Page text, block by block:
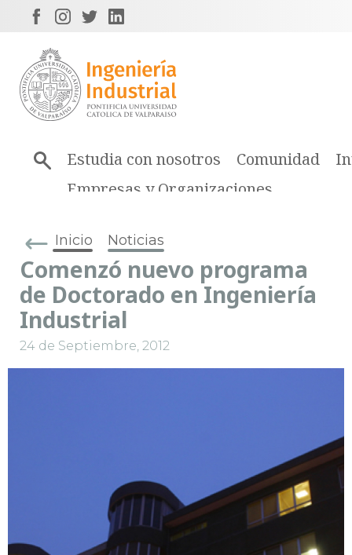
Estudia con nosotros Comunidad
Empresas y Organizaciones
Inicio Noticias
Comenzó nuevo programa
de Doctorado en Ingeniería
Industrial
24 de Septiembre, 2012